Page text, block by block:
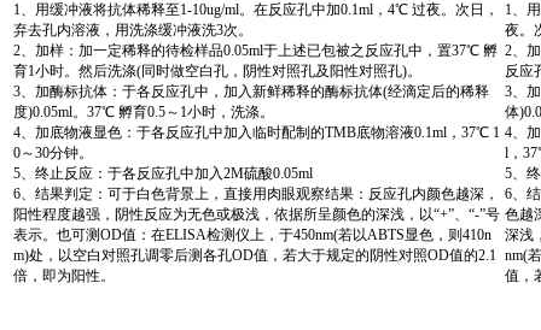
1、用缓冲液将抗体稀释至1-10ug/ml。在反应孔中加0.1ml，4℃ 过夜。次日，
弃去孔内溶液，用洗涤缓冲液洗3次。
2、加样：加一定稀释的待检样品0.05ml于上述已包被之反应孔中，置37℃ 孵
育1小时。然后洗涤(同时做空白孔，阴性对照孔及阳性对照孔)。
3、加酶标抗体：于各反应孔中，加入新鲜稀释的酶标抗体(经滴定后的稀释
度)0.05ml。37℃ 孵育0.5～1小时，洗涤。
4、加底物液显色：于各反应孔中加入临时配制的TMB底物溶液0.1ml，37℃ 1
0～30分钟。
5、终止反应：于各反应孔中加入2M硫酸0.05ml
6、结果判定：可于白色背景上，直接用肉眼观察结果：反应孔内颜色越深，
阳性程度越强，阴性反应为无色或极浅，依据所呈颜色的深浅，以“+”、“-”号
表示。也可测OD值：在ELISA检测仪上，于450nm(若以ABTS显色，则410n
m)处，以空白对照孔调零后测各孔OD值，若大于规定的阴性对照OD值的2.1
倍，即为阳性。
1、
夜。
2、
反应
3、
体
4、
l，
5、
6、
色越
深浅
nm(
值，